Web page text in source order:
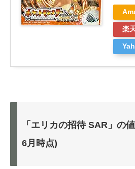
楽
「エリカの招待 SAR」の
6月時点)